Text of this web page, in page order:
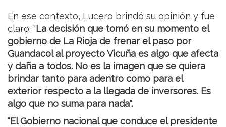
En ese contexto, Lucero brindó su opinión y fue
claro: "La decisión que tomó en su momento el
gobierno de La Rioja de frenar el paso por
Guandacol al proyecto Vicuña es algo que afecta
y daña a todos. No es la imagen que se quiera
brindar tanto para adentro como para el
exterior respecto a la llegada de inversores. Es
algo que no suma para nada".
"El Gobierno nacional que conduce el presidente